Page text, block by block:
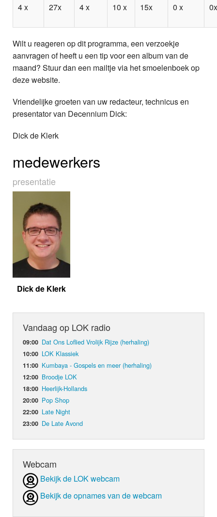
4 x 27x 4 x 10 x 15x 0 x
Wilt u reageren op dit programma, een verzoekje
aanvragen of heeft u een tip voor een album van de
maand? Stuur dan een mailtje via het smoelenboek op
deze website.
Vriendelijke groeten van uw redacteur, technicus en
presentator van Decennium Dick:
Dick de Klerk
medewerkers
presentatie
Dick de Klerk
Vandaag op LOK radio
09:00 Dat Ons Loflied Vrolijk Rijze (herhaling)
10:00 LOK Klassiek
11:00 Kumbaya - Gospels en meer (herhaling)
12:00 Broodje LOK
18:00 Heerlijk-Hollands
20:00 Pop Shop
22:00 Late Night
23:00 De Late Avond
Webcam
Bekijk de LOK webcam
Bekijk de opnames van de webcam